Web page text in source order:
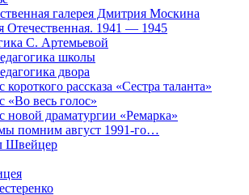
галерея Дмитрия Москина
Отечественная. 1941 — 1945
С. Артемьевой
школы
двора
короткого рассказа «Сестра таланта»
«Во весь голос»
новой драматургии «Ремарка»
помним август 1991-го…
Швейцер